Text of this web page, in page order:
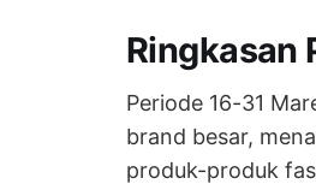
Ringkasan
Periode 16-31
brand besar,
produk-produk